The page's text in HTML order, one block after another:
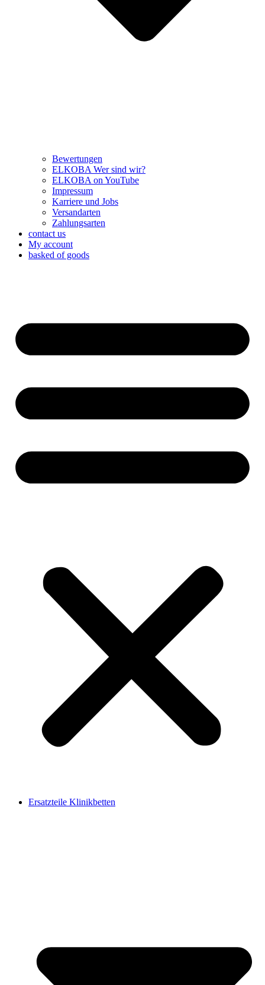
Bewertungen
ELKOBA Wer sind wir?
ELKOBA on YouTube
Impressum
Karriere und Jobs
Versandarten
Zahlungsarten
contact us
My account
basked of goods
Ersatzteile Klinikbetten